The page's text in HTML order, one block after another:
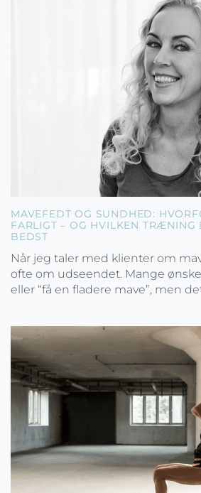
MAVEFEDT OG SUNDHED:
FARLIGT – OG HVILKEN TRÆNING
BEDST
Når jeg taler med klienter om
ofte om udseendet. Mange
eller “få en fladere mave”, men